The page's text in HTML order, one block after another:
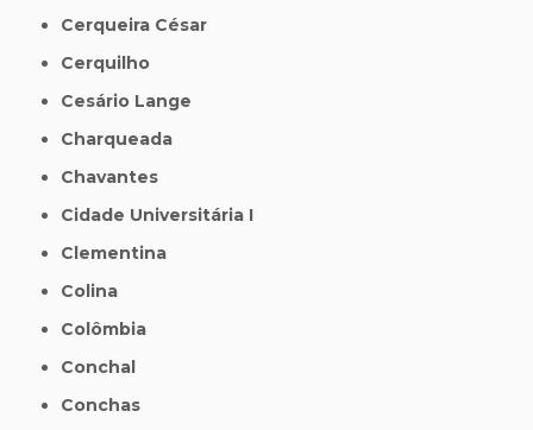
Cerqueira César
Cerquilho
Cesário Lange
Charqueada
Chavantes
Cidade Universitária I
Clementina
Colina
Colômbia
Conchal
Conchas